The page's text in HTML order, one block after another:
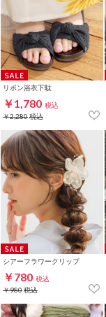
リボン浴衣下駄
￥1,780 税込
￥2,280税込
シアーフラワークリップ
￥780 税込
￥980税込